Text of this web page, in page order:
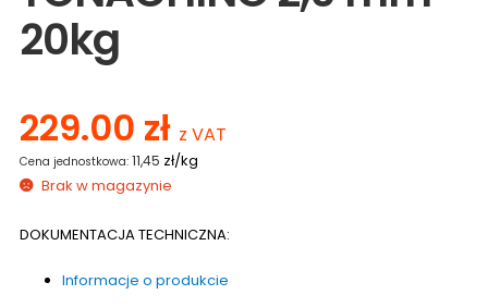
20kg
229.00 zł z VAT
11,45 zł/kg
Brak w magazynie
DOKUMENTACJA TECHNICZNA:
Informacje o produkcie